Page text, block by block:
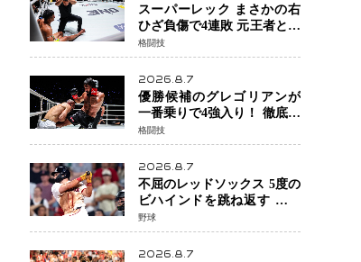
スーパーレック まさかの右
ひざ負傷で4連敗 元王者とし
て異例の苦境…「アクシデ
ント」でも消えない危険信
号
格闘技
2026.8.7
優勝候補のグレゴリアンが
一番乗りで4強入り！ 徹底し
たローキックでウスビャン
を攻略、判定勝利
格闘技
2026.8.7
不屈のレッドソックス 5度の
ビハインドを跳ね返す 延長
13回サヨナラ勝ち 吉田正尚
選手も2安打1打点で貢献 4得
点以上は驚異の28連勝
野球
2026.8.7